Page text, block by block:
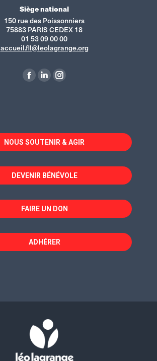
Siège national
150 rue des Poissonniers
75883 PARIS CEDEX 18
01 53 09 00 00
accueil.fll@leolagrange.org
La
dans
une
fenêtre
La
dans
une
fenêtre
La
dans
une
fenêtre
NOUS SOUTENIR & AGIR
DEVENIR BÉNÉVOLE
FAIRE UN DON
ADHÉRER